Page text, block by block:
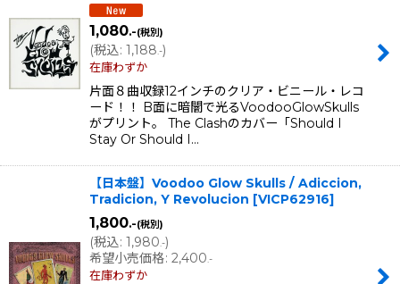
1,080.-(税別)
(税込: 1,188.-)
在庫わずか
片面８曲収録12インチのクリア・ビニール・レコ
ード！！ B面に暗闇で光るVoodooGlowSkulls
がプリント。 The Clashのカバー「Should I
Stay Or Should I…
【日本盤】Voodoo Glow Skulls / Adiccion,
Tradicion, Y Revolucion [VICP62916]
1,800.-(税別)
(税込: 1,980.-)
希望小売価格: 2,400.-
在庫わずか